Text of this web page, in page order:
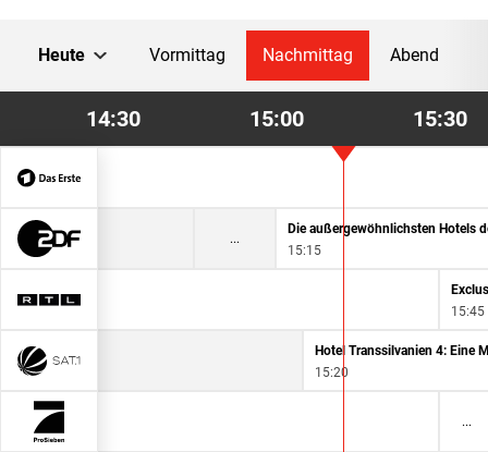
Heute Vormittag Nachmittag Abend
14:30 15:00 15:30
Cops
15:15
15:45
Hotel Transsilvanien 4: Eine
15:20
taff weekend
14:25